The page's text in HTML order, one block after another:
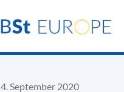
4. September 2020